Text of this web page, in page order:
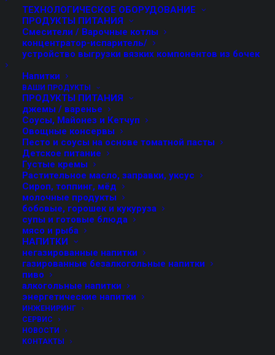
ТЕХНОЛОГИЧЕСКОЕ ОБОРУДОВАНИЕ
ПРОДУКТЫ ПИТАНИЯ
Смесители / Варочные котлы
концентратор-испаритель/
устройство выгрузки вязких компонентов из бочек
Напитки
ВАШИ ПРОДУКТЫ
ПРОДУКТЫ ПИТАНИЯ
джемы / варенье
Соусы, Майонез и Кетчуп
Овощные консервы
Песто и соусы на основе томатной пасты
Детское питание
Густые кремы
Растительное масло, заправки, уксус
Сироп, топпинг, мёд
молочные продукты
бобовые, горошек и кукуруза
супы и готовые блюда
мясо и рыба
НАПИТКИ
негазированные напитки
газированные безалкогольные напитки
пиво
алкогольные напитки
энергетические напитки
ИНЖЕНИРИНГ
СЕРВИС
НОВОСТИ
КОНТАКТЫ
бутылок крышками различного вида.
Благодаря надёжности, простоте исполнения
операций по смене формата, высоким показателям
данное оборудование нашло широкое применение в
секторе производства овощных консервов и
напитков.
Широкая гамма моделей укупорочных машин FMT
позволяет их применение на низкоскоростных,
среднескоростных и высокоскоростных линиях (до
800 б/мин).
Оборудование может поставляется в комплекте с
устройством подачи крышек. Его модель
подбирается с учетом производительности линии и
требованиям по автономии его работы.
УСТРОЙСТВА ПОДАЧИ КРЫШЕК